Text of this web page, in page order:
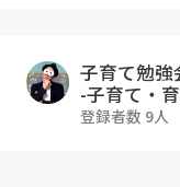
続する力を育ん
隙間時間でも学
室です！
子育て勉強
-子育て・
みや不安解
登録者数 9人